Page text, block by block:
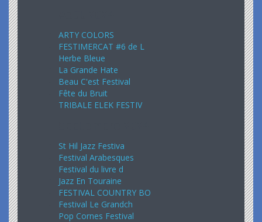
ARTY COLORS
FESTIMERCAT #6 de L
Herbe Bleue
La Grande Hate
Beau C'est Festival
Fête du Bruit
TRIBALE ELEK FESTIV
St Hil Jazz Festiva
Festival Arabesques
Festival du livre d
Jazz En Touraine
FESTIVAL COUNTRY BO
Festival Le Grandch
Pop Cornes Festival